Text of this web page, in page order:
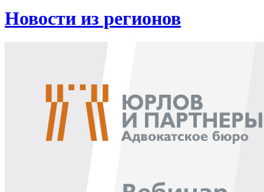
Новости из регионов